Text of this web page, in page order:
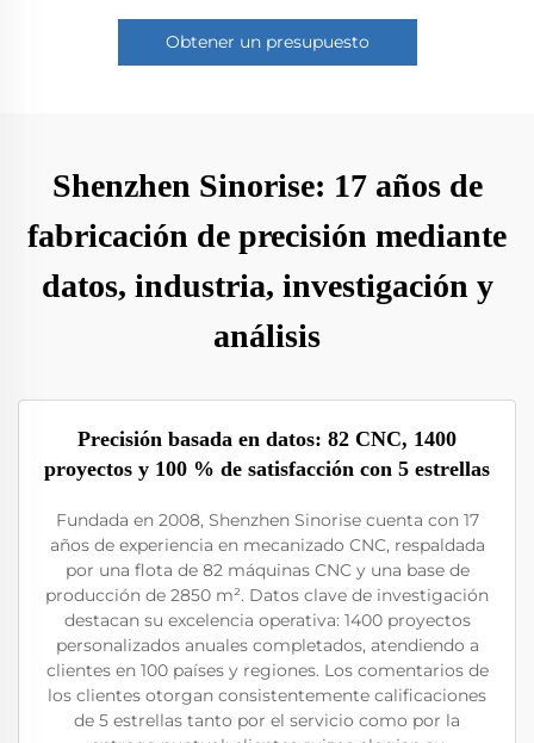
Obtener un presupuesto
Shenzhen Sinorise: 17 años de
fabricación de precisión mediante
datos, industria, investigación y
análisis
Precisión basada en datos: 82 CNC, 1400
proyectos y 100 % de satisfacción con 5 estrellas
Fundada en 2008, Shenzhen Sinorise cuenta con 17
años de experiencia en mecanizado CNC, respaldada
por una flota de 82 máquinas CNC y una base de
producción de 2850 m². Datos clave de investigación
destacan su excelencia operativa: 1400 proyectos
personalizados anuales completados, atendiendo a
clientes en 100 países y regiones. Los comentarios de
los clientes otorgan consistentemente calificaciones
de 5 estrellas tanto por el servicio como por la